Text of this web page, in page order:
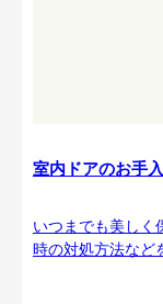
室内ドアのお手
いつまでも美しく
時の対処方法など